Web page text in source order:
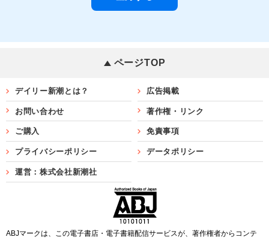
ページTOP
デイリー新潮とは？ 広告掲載
お問い合わせ 著作権・リンク
ご購入 免責事項
プライバシーポリシー データポリシー
運営：株式会社新潮社
ABJマークは、この電子書店・電子書籍配信サービスが、著作権者からコンテ